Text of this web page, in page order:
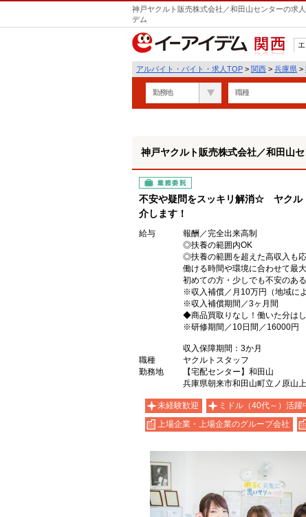
神戸ヤクルト販売株式会社／和田山センターの求
デム
関西
アルバイト・バイト・求人TOP > 関西 > 兵庫県 >
勤務地 職種
神戸ヤクルト販売株式会社／和田山
業務委託
不安や疑問をスッキリ解消☆ ヤクル
介します！
給与
報酬／完全出来高制
◎扶養の範囲内OK
◎扶養の範囲を超えた高収入も
働ける時間や環境に合わせて最
初めての方・少しでも不安のあ
※収入補償／月10万円（地域に
※収入補償期間／3ヶ月間
◆商品買取りなし！働いた分は
※研修期間／10日間／16000円
収入保障期間：3か月
職種
ヤクルトスタッフ
勤務地
【宅配センター】和田山
兵庫県朝来市和田山町立ノ原山
未経験歓迎 ミドル（40代～）活躍
上場企業・上場企業のグループ会社